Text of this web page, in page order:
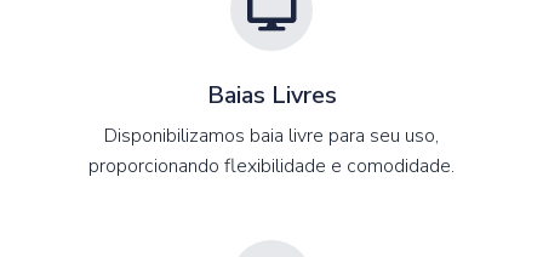
Baias Livres
Disponibilizamos baia livre para seu uso,
proporcionando flexibilidade e comodidade.